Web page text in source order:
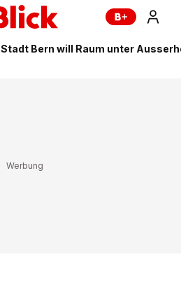
Stadt Bern will Raum unter